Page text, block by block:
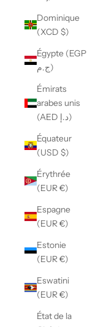
Dominique
(XCD $)
Égypte (EGP
ج.م)
Émirats
arabes unis
(AED د.إ)
Équateur
(USD $)
Érythrée
(EUR €)
Espagne
(EUR €)
Estonie
(EUR €)
Eswatini
(EUR €)
État de la